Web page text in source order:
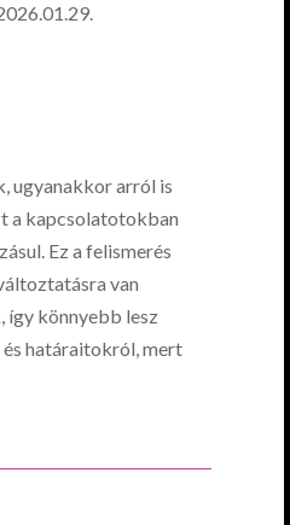
ugyanakkor arról is
a kapcsolatotokban
Ez a felismerés
van
így könnyebb lesz
határaitokról, mert